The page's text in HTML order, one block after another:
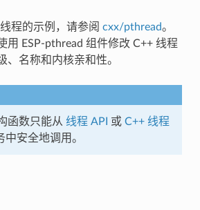
程的示例，请参阅 cxx/pthread。
用 ESP-pthread 组件修改 C++ 线程
、名称和内核亲和性。
函数只能从 线程 API 或 C++ 线程
中安全地调用。